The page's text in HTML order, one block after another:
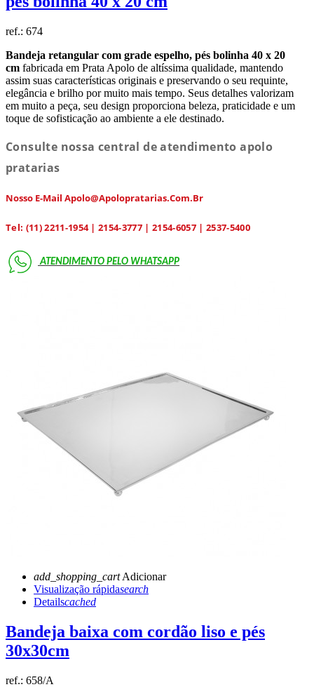
ref.: 674
Bandeja retangular com grade espelho, pés bolinha 40 x 20
cm fabricada em Prata Apolo de altíssima qualidade, mantendo
assim suas características originais e preservando o seu requinte,
elegância e brilho por muito mais tempo. Seus detalhes valorizam
em muito a peça, seu design proporciona beleza, praticidade e um
toque de sofisticação ao ambiente a ele destinado.
Consulte nossa central de atendimento apolo
pratarias
Nosso E-Mail Apolo@apolopratarias.com.br
Tel: (11) 2211-1954 | 2154-3777 | 2154-6057 | 2537-5400
ATENDIMENTO PELO WHATSAPP
add_shopping_cartAdicionar
Visualização rápidasearch
Detailscached
Bandeja baixa com cordão liso e pés
30x30cm
ref.: 658/A